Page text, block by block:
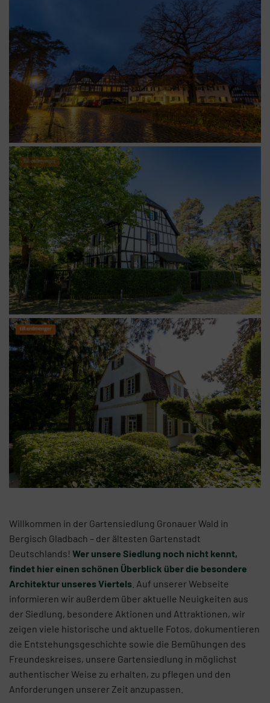
Willkommen in der Gartensiedlung Gronauer Wald in
Bergisch Gladbach – der ältesten Gartenstadt
Deutschlands! Wer unsere Siedlung noch nicht kennt,
findet hier einen schönen Überblick über die besondere
Architektur unseres Viertels . Auf unserer Webseite
informieren wir außerdem über aktuelle Neuigkeiten aus
der Siedlung, besondere Aktionen und Attraktionen, wir
zeigen viele historische und aktuelle Fotos, dokumentieren
die Entstehungsgeschichte sowie die Bemühungen des
Freundeskreises, unsere Gartensiedlung in möglichst
authentischer Weise zu erhalten, zu pflegen und den
Anforderungen unserer Zeit anzupassen.